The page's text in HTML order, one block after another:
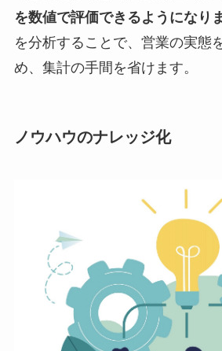
を数値で評価できるようになり
を分析することで、営業の実態
め、集計の手間を省けます。
ノウハウのナレッジ化